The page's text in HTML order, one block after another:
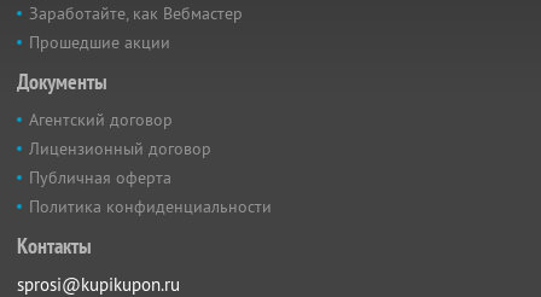
Заработайте, как Вебмастер
Прошедшие акции
Документы
Агентский договор
Лицензионный договор
Публичная оферта
Политика конфиденциальности
Контакты
sprosi@kupikupon.ru